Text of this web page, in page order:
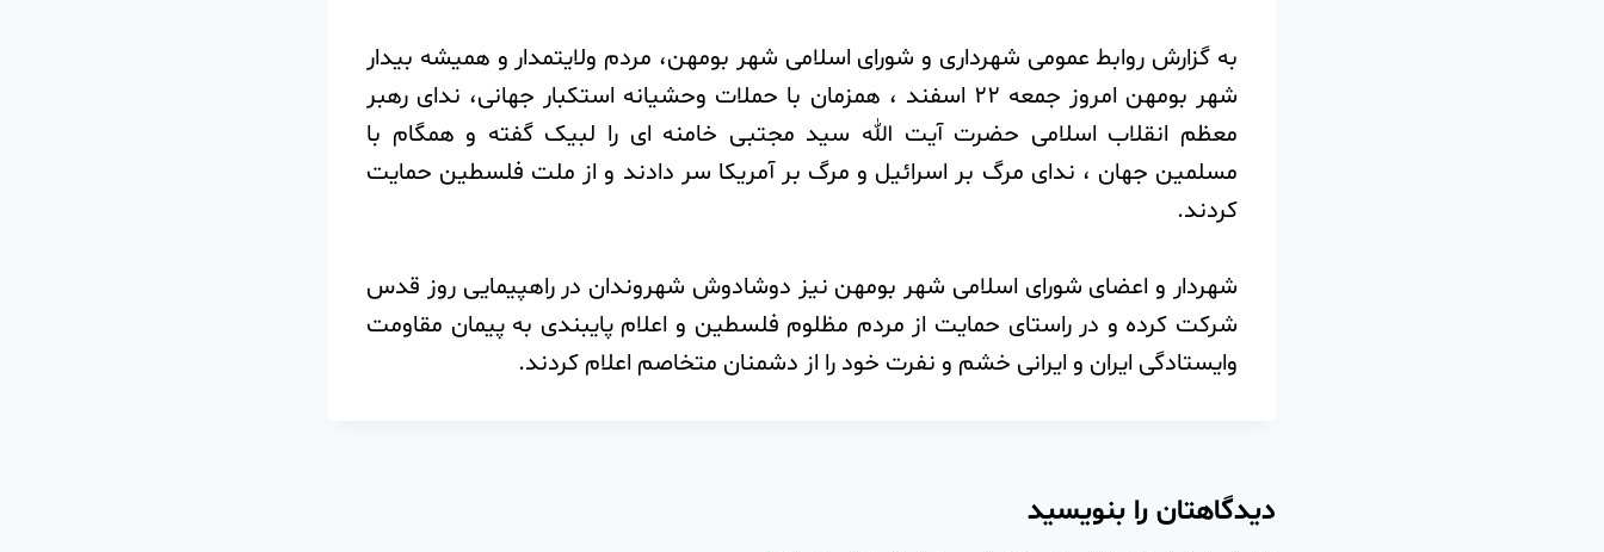
به گزارش روابط عمومی شهرداری و شورای اسلامی شهر بومهن، مردم ولایتمدار و همیشه بیدار
شهر بومهن امروز جمعه ۲۲ اسفند ، همزمان با حملات وحشیانه استکبار جهانی، ندای رهبر
معظم انقلاب اسلامی حضرت آیت الله سید مجتبی خامنه ای را لبیک گفته و همگام با
مسلمین جهان ، ندای مرگ بر اسرائیل و مرگ بر آمریکا سر دادند و از ملت فلسطین حمایت
کردند.
شهردار و اعضای شورای اسلامی شهر بومهن نیز دوشادوش شهروندان در راهپیمایی روز قدس
شرکت کرده و در راستای حمایت از مردم مظلوم فلسطین و اعلام پایبندی به پیمان مقاومت
و‌ایستادگی ایران و ایرانی خشم و نفرت خود را از دشمنان متخاصم اعلام کردند.
دیدگاهتان را بنویسید